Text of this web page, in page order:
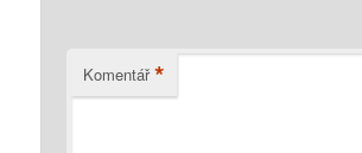
Komentář *